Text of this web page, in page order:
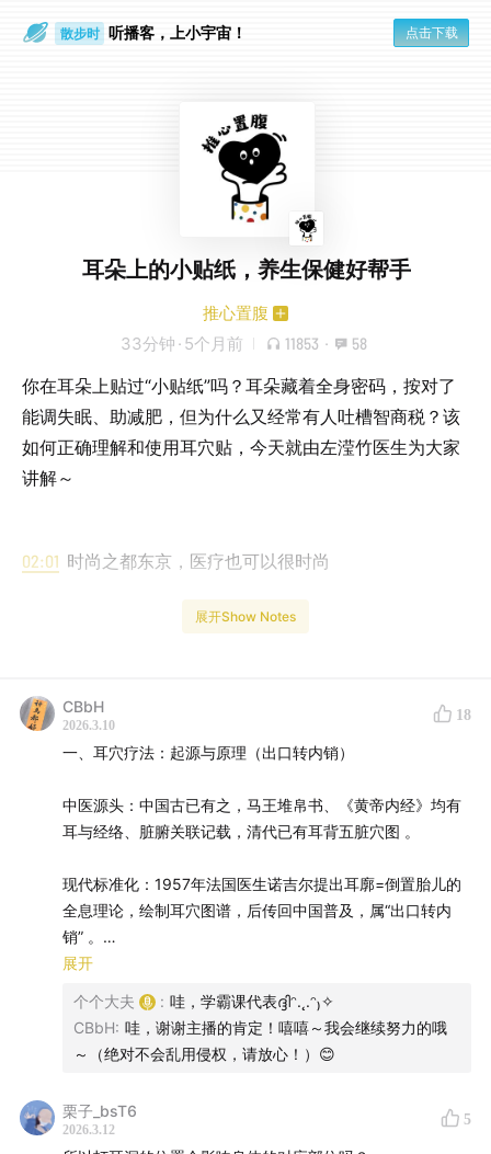
散步时 听播客，上小宇宙！ 点击下载
耳朵上的小贴纸，养生保健好帮手
推心置腹
33分钟 · 5个月前 11853 · 58
你在耳朵上贴过“小贴纸”吗？耳朵藏着全身密码，按对了
能调失眠、助减肥，但为什么又经常有人吐槽智商税？该
如何正确理解和使用耳穴贴，今天就由左滢竹医生为大家
讲解～
02:01 时尚之都东京，医疗也可以很时尚
耳穴疗法居然是由法国人提出的！
16:29 耳穴疗法都可以治什么病？
在家也可以实现耳穴保健
动动手指脚后跟，也可以养肾哦！
展开Show Notes
CBbH
2026.3.10
18
一、耳穴疗法：起源与原理（出口转内销）
中医源头：中国古已有之，马王堆帛书、《黄帝内经》均有
耳与经络、脏腑关联记载，清代已有耳背五脏穴图 。
现代标准化：1957年法国医生诺吉尔提出耳廓=倒置胎儿的
全息理论，绘制耳穴图谱，后传回中国普及，属“出口转内
销” 。
应脊柱四肢、耳甲腔对应五脏六腑；刺激耳穴通过神经/经络
调节全身，属正经中医+现代医学认可的外治法 。
✅ 高效调理（辅助为主）
展开
个个大夫 : 哇，学霸课代表‎ദ്ദിᵔ.˛.ᵔ₎✧
CBbH: 哇，谢谢主播的肯定！嘻嘻～我会继续努力的哦
～（绝对不会乱用侵权，请放心！）😊
栗子_bsT6
2026.3.12
5